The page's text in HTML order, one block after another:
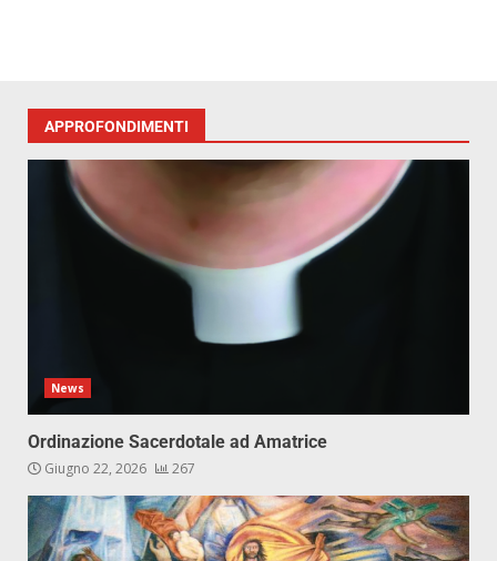
APPROFONDIMENTI
News
Ordinazione Sacerdotale ad Amatrice
Giugno 22, 2026 267